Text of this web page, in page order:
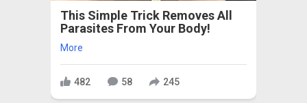
This Simple Trick Removes All
Parasites From Your Body!
More
482 58 245